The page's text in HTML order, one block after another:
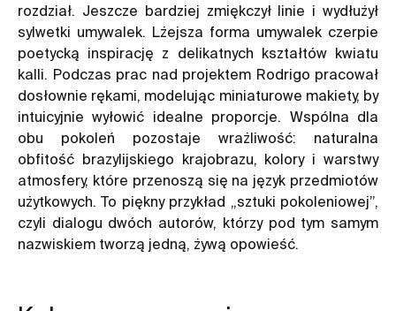
rozdział. Jeszcze bardziej zmiękczył linie i wydłużył
sylwetki umywalek. Lżejsza forma umywalek czerpie
poetycką inspirację z delikatnych kształtów kwiatu
kalli. Podczas prac nad projektem Rodrigo pracował
dosłownie rękami, modelując miniaturowe makiety, by
intuicyjnie wyłowić idealne proporcje. Wspólna dla
obu pokoleń pozostaje wrażliwość: naturalna
obfitość brazylijskiego krajobrazu, kolory i warstwy
atmosfery, które przenoszą się na język przedmiotów
użytkowych. To piękny przykład „sztuki pokoleniowej”,
czyli dialogu dwóch autorów, którzy pod tym samym
nazwiskiem tworzą jedną, żywą opowieść.